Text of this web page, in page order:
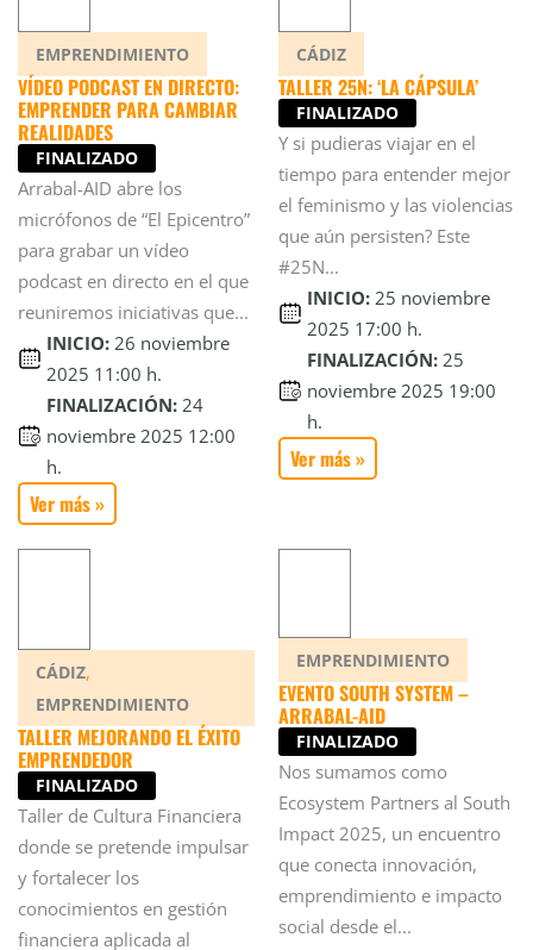
EMPRENDIMIENTO
VÍDEO PODCAST EN DIRECTO:
EMPRENDER PARA CAMBIAR
REALIDADES
FINALIZADO
Arrabal-AID abre los
micrófonos de “El Epicentro”
para grabar un vídeo
podcast en directo en el que
reuniremos iniciativas que...
INICIO: 26 noviembre
2025 11:00 h.
FINALIZACIÓN: 24
noviembre 2025 12:00
h.
Ver más »
CÁDIZ
TALLER 25N: ‘LA CÁPSULA’
FINALIZADO
Y si pudieras viajar en el
tiempo para entender mejor
el feminismo y las violencias
que aún persisten? Este
#25N...
INICIO: 25 noviembre
2025 17:00 h.
FINALIZACIÓN: 25
noviembre 2025 19:00
h.
Ver más »
CÁDIZ,
EMPRENDIMIENTO
TALLER MEJORANDO EL ÉXITO
EMPRENDEDOR
FINALIZADO
Taller de Cultura Financiera
donde se pretende impulsar
y fortalecer los
conocimientos en gestión
financiera aplicada al
EMPRENDIMIENTO
EVENTO SOUTH SYSTEM –
ARRABAL-AID
FINALIZADO
Nos sumamos como
Ecosystem Partners al South
Impact 2025, un encuentro
que conecta innovación,
emprendimiento e impacto
social desde el...